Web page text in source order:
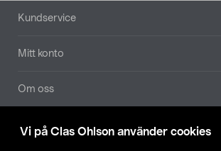
Vi på Clas Ohlson använder cookies
Sidfot
Kundservice
Mitt konto
Om oss
Aktuellt